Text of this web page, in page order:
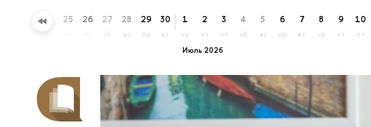
24 25 26 27
сб
28
вс
29
пн
30
вт
Июль 2026
1
ср
2
чт
3
пт
4
сб
5
вс
6
пн
7
вт
8
ср
9
чт
10
пт